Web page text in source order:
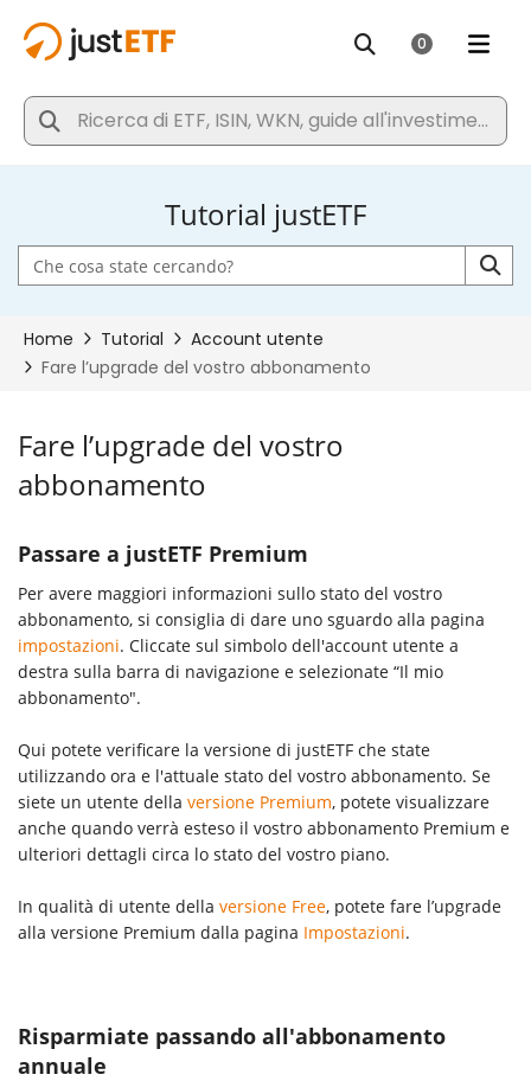
Tutorial justETF
Fare l’upgrade del vostro
abbonamento
Passare a justETF Premium
Per avere maggiori informazioni sullo stato del vostro
abbonamento, si consiglia di dare uno sguardo alla pagina
impostazioni. Cliccate sul simbolo dell'account utente a
destra sulla barra di navigazione e selezionate “Il mio
abbonamento".
Qui potete verificare la versione di justETF che state
utilizzando ora e l'attuale stato del vostro abbonamento. Se
siete un utente della versione Premium, potete visualizzare
anche quando verrà esteso il vostro abbonamento Premium e
ulteriori dettagli circa lo stato del vostro piano.
In qualità di utente della versione Free, potete fare l’upgrade
alla versione Premium dalla pagina Impostazioni.
Risparmiate passando all'abbonamento
annuale